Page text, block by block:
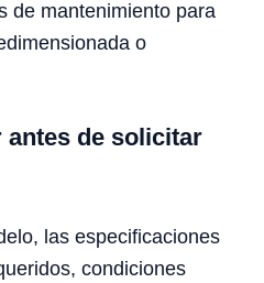
de mantenimiento para
o
antes de solicitar
las especificaciones
condiciones